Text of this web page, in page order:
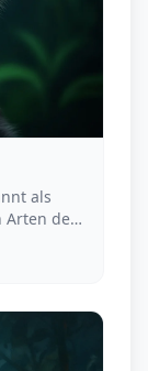
als
Arten der